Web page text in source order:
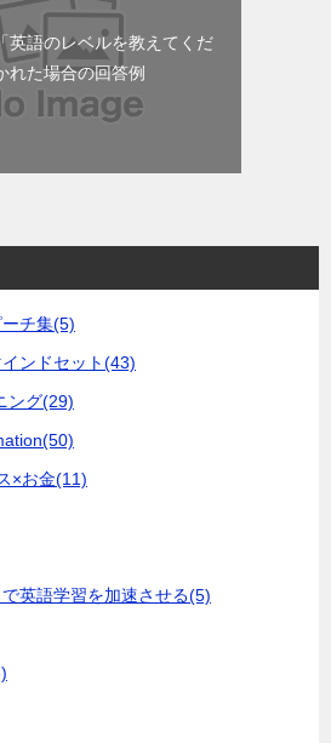
英語のレベルを教えてくだ
れた場合の回答例
チ集(5)
ンドセット(43)
ング(29)
(50)
×お金(11)
英語学習を加速させる(5)